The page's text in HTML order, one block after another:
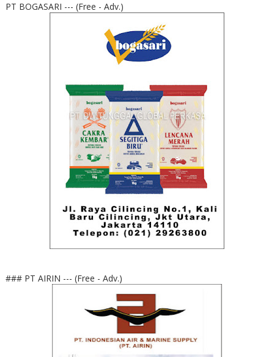
PT BOGASARI --- (Free - Adv.)
### PT AIRIN --- (Free - Adv.)